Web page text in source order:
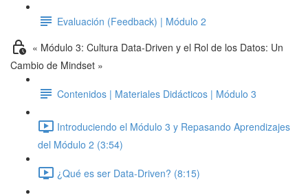
Evaluación (Feedback) | Módulo 2
« Módulo 3: Cultura Data-Driven y el Rol de los Datos: Un
Cambio de Mindset »
Contenidos | Materiales Didácticos | Módulo 3
Introduciendo el Módulo 3 y Repasando Aprendizajes
del Módulo 2 (3:54)
¿Qué es ser Data-Driven? (8:15)